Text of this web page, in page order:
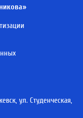
ул. Студенческая,